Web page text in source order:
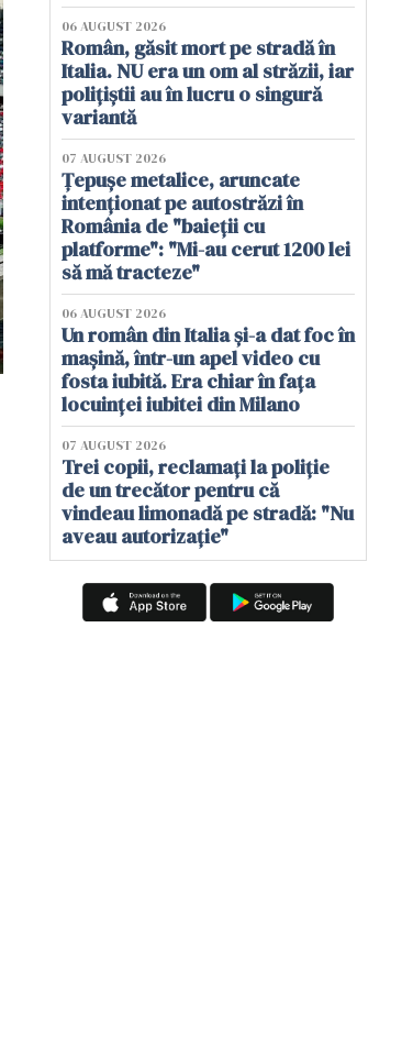
06 AUGUST 2026
Român, găsit mort pe stradă în
Italia. NU era un om al străzii, iar
polițiștii au în lucru o singură
variantă
07 AUGUST 2026
Țepușe metalice, aruncate
intenționat pe autostrăzi în
România de "baieții cu
platforme": "Mi-au cerut 1200 lei
să mă tracteze"
06 AUGUST 2026
Un român din Italia și-a dat foc în
mașină, într-un apel video cu
fosta iubită. Era chiar în fața
locuinței iubitei din Milano
07 AUGUST 2026
Trei copii, reclamați la poliție
de un trecător pentru că
vindeau limonadă pe stradă: "Nu
aveau autorizație"